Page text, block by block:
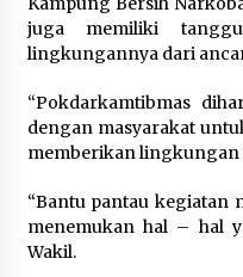
NTT,
5
Kota
juga memiliki
lingkungannya dari
“Pokdarkamtibmas
dengan masyarakat
memberikan lingkungan
“Bantu pantau kegiatan
menemukan hal – hal
Wakil.